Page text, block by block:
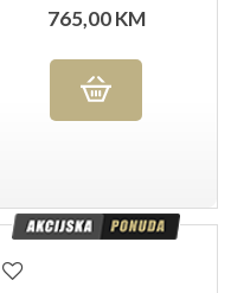
765,00KM